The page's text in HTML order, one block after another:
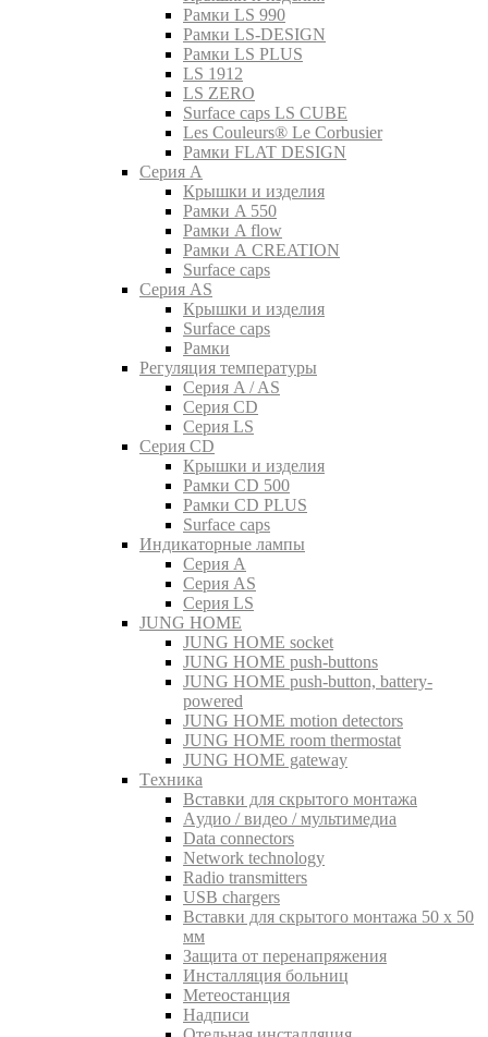
Рамки LS 990
Рамки LS-DESIGN
Рамки LS PLUS
LS 1912
LS ZERO
Surface caps LS CUBE
Les Couleurs® Le Corbusier
Рамки FLAT DESIGN
Серия A
Крышки и изделия
Рамки A 550
Рамки A flow
Рамки A CREATION
Surface caps
Серия AS
Крышки и изделия
Surface caps
Рамки
Регуляция температуры
Серия A / AS
Серия CD
Серия LS
Серия CD
Крышки и изделия
Рамки CD 500
Рамки CD PLUS
Surface caps
Индикаторные лампы
Серия A
Серия AS
Серия LS
JUNG HOME
JUNG HOME socket
JUNG HOME push-buttons
JUNG HOME push-button, battery-
powered
JUNG HOME motion detectors
JUNG HOME room thermostat
JUNG HOME gateway
Tехника
Вставки для скрытого монтажа
Aудио / видео / мультимедиа
Data connectors
Network technology
Radio transmitters
USB chargers
Вставки для скрытого монтажа 50 x 50
мм
Защита от перенапряжения
Инсталляция больниц
Метеостанция
Надписи